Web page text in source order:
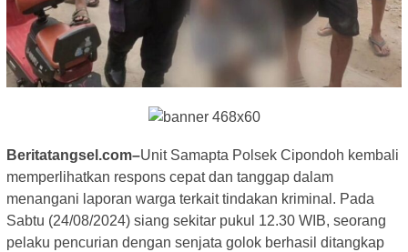
Beritatangsel.com–Unit Samapta Polsek Cipondoh kembali
memperlihatkan respons cepat dan tanggap dalam
menangani laporan warga terkait tindakan kriminal. Pada
Sabtu (24/08/2024) siang sekitar pukul 12.30 WIB, seorang
pelaku pencurian dengan senjata golok berhasil ditangkap